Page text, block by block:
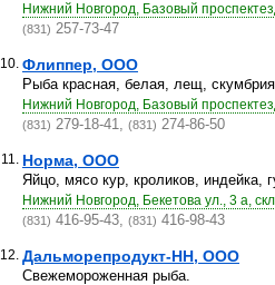
Нижний Новгород, Базовый
(831) 257-73-47
10. Флиппер, ООО
Рыба красная, белая, лещ,
Нижний Новгород, Базовый
(831) 279-18-41, (831) 274-86-50
11. Норма, ООО
Яйцо, мясо кур, кроликов, индейка,
Нижний Новгород, Бекетова ул., 3 а,
(831) 416-95-43, (831) 416-98-43
12. Дальморепродукт-НН, ООО
Свежемороженная рыба.